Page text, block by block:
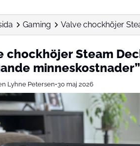
Gaming Valve chockhöjer
chockhöjer Steam
Lyhne Petersen•30 maj 2026